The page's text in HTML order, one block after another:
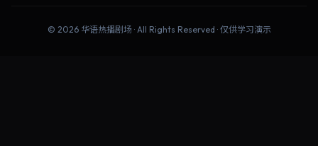
© 2026 华语热播剧场· All Rights Reserved · 仅供学习演示